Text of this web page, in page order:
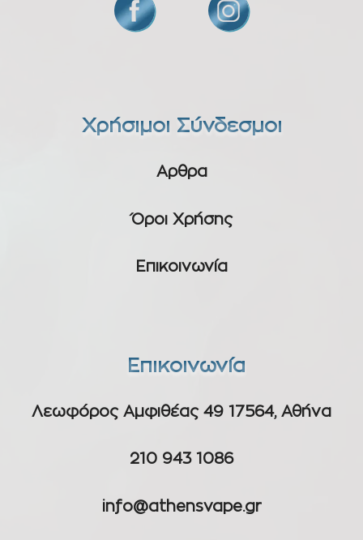
Χρήσιμοι Σύνδεσμοι
Αρθρα
Όροι Χρήσης
Επικοινωνία
Επικοινωνία
Λεωφόρος Αμφιθέας 49 17564, Αθήνα
210 943 1086
info@athensvape.gr